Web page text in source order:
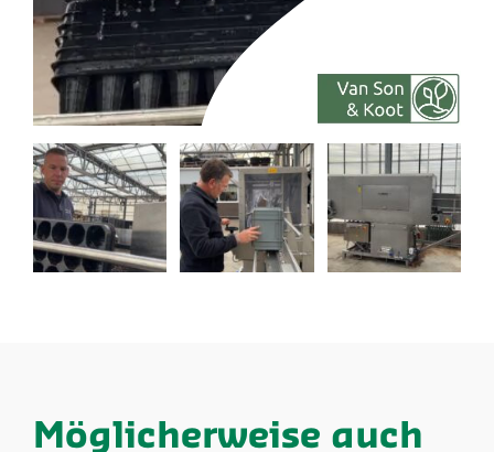
Möglicherweise auch